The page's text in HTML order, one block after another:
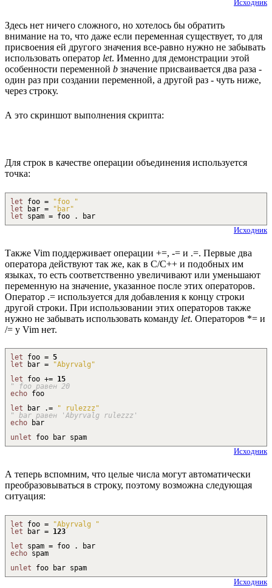
Исходник
Здесь нет ничего сложного, но хотелось бы обратить
внимание на то, что даже если переменная существует, то для
присвоения ей другого значения все-равно нужно не забывать
использовать оператор let. Именно для демонстрации этой
особенности переменной b значение присваивается два раза -
один раз при создании переменной, а другой раз - чуть ниже,
через строку.
А это скриншот выполнения скрипта:
Для строк в качестве операции объединения используется
точка:
let foo =
"foo "
let bar =
"bar"
let spam = foo . bar
Исходник
Также Vim поддерживает операции +=, -= и .=. Первые два
оператора действуют так же, как в C/C++ и подобных им
языках, то есть соответственно увеличивают или уменьшают
переменную на значение, указанное после этих операторов.
Оператор .= используется для добавления к концу строки
другой строки. При использовании этих операторов также
нужно не забывать использовать команду let. Операторов *= и
/= у Vim нет.
let foo = 5
let bar =
"Abyrvalg"
let foo += 15
" foo равен 20
echo foo
let bar .=
" rulezzz"
" bar равен 'Abyrvalg rulezzz'
echo bar
unlet foo bar spam
Исходник
А теперь вспомним, что целые числа могут автоматически
преобразовываться в строку, поэтому возможна следующая
ситуация:
let foo =
"Abyrvalg "
let bar = 123
let spam = foo .
bar
echo spam
unlet foo bar spam
Исходник